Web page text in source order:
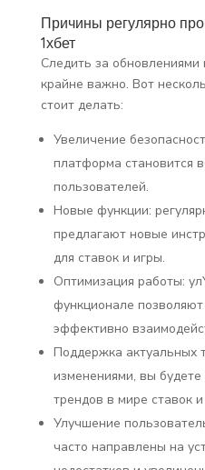
Причины регулярно
1хбет
Следить за
крайне важно. Вот
стоит делать:
Увеличение
платформа становится
пользователей.
Новые функции:
предлагают новые
для ставок и игры.
Оптимизация работы:
функционале
эффективно
Поддержка актуальных
изменениями, вы
трендов в мире ставок
Улучшение
часто направлены на